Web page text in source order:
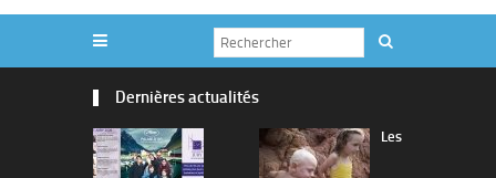
Dernières actualités
Les